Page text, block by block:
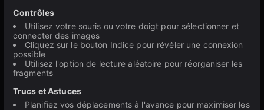
Contrôles
Utilisez votre souris ou votre doigt pour sélectionner et
connecter des images
Cliquez sur le bouton Indice pour révéler une connexion
possible
Utilisez l'option de lecture aléatoire pour réorganiser les
fragments
Trucs et Astuces
Planifiez vos déplacements à l'avance pour maximiser les